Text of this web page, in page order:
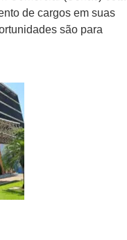
de cargos em suas
são para